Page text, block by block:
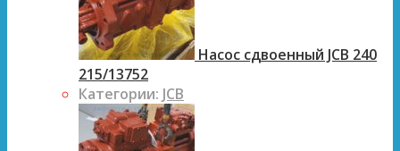
Насос сдвоенный JCB 240
215/13752
Категории: JCB